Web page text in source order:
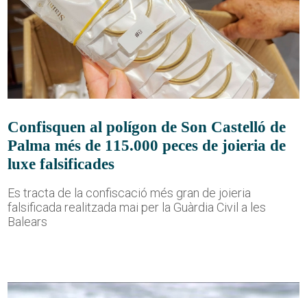
Confisquen al polígon de Son Castelló de
Palma més de 115.000 peces de joieria de
luxe falsificades
Es tracta de la confiscació més gran de joieria
falsificada realitzada mai per la Guàrdia Civil a les
Balears